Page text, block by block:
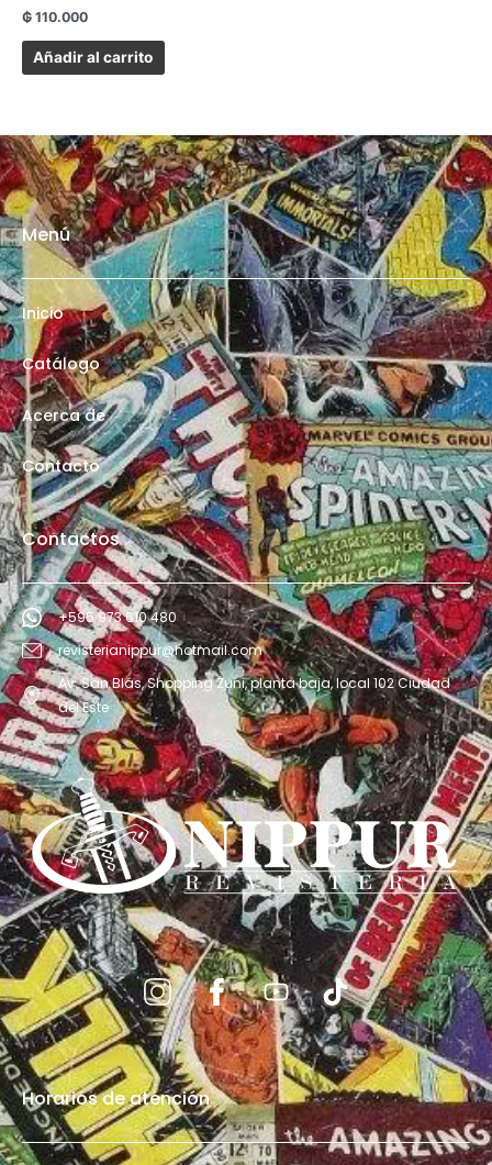
₲ 110.000
Añadir al carrito
Menú
Inicio
Catálogo
Acerca de
Contacto
Contactos
+595 973 610 480
revisterianippur@hotmail.com
Av. San Blás, Shopping Zuni, planta baja, local 102 Ciudad
del Este
Horarios de atención